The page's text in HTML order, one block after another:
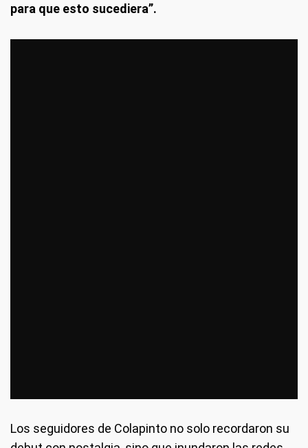
para que esto sucediera”.
Los seguidores de Colapinto no solo recordaron su